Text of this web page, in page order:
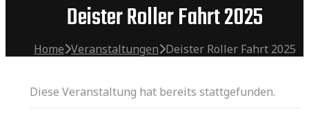
Deister Roller Fahrt 2025
Home Veranstaltungen Deister Roller Fahrt 2025
Diese Veranstaltung hat bereits stattgefunden.